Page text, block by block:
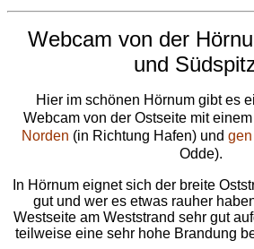
Webcam von der
und
Hier im schönen Hörnum gibt es
Webcam von der Ostseite mit
Norden (in Richtung Hafen) und
Odde).
In Hörnum eignet sich der breite
gut und wer es etwas rauher
Westseite am Weststrand sehr gut
teilweise eine sehr hohe Brandung